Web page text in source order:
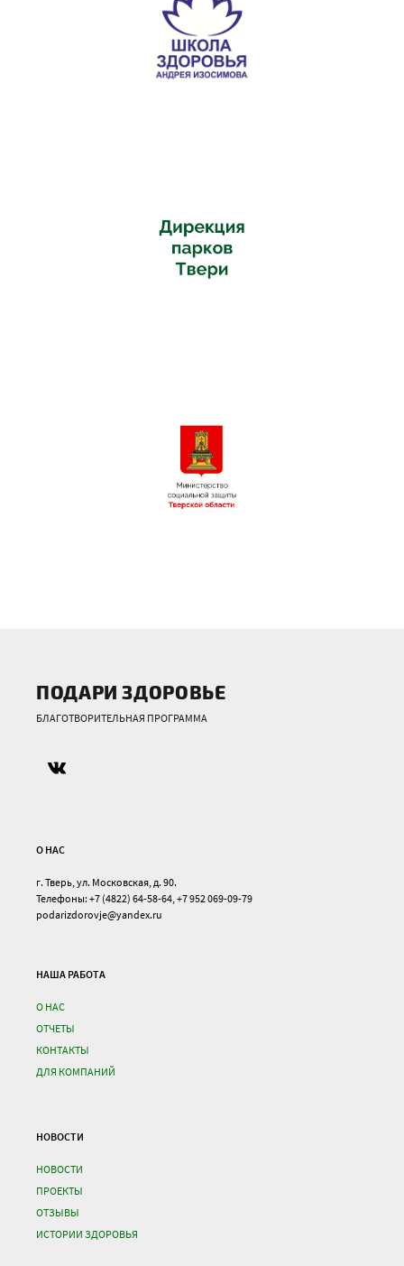
ПОДАРИ ЗДОРОВЬЕ
БЛАГОТВОРИТЕЛЬНАЯ ПРОГРАММА
О НАС
г. Тверь, ул. Московская, д. 90.
Телефоны: +7 (4822) 64-58-64, +7 952 069-09-79
podarizdorovje@yandex.ru
НАША РАБОТА
О НАС
ОТЧЕТЫ
КОНТАКТЫ
ДЛЯ КОМПАНИЙ
НОВОСТИ
НОВОСТИ
ПРОЕКТЫ
ОТЗЫВЫ
ИСТОРИИ ЗДОРОВЬЯ